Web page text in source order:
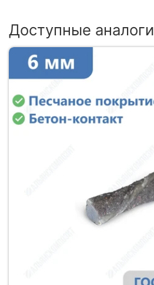
Доступные аналоги